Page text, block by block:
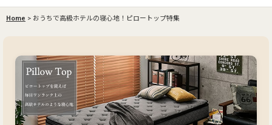
Home > おうちで高級ホテルの寝心地！ピロートップ特集